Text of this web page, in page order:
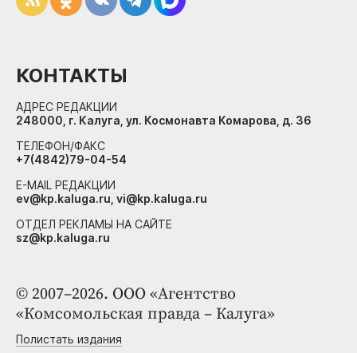
© 2007–2026. ООО «Агентство
«Комсомольская правда – Калуга»
Полистать издания
КОНТАКТЫ
АДРЕС РЕДАКЦИИ
248000, г. Калуга, ул. Космонавта Комарова, д. 36
ТЕЛЕФОН/ФАКС
+7(4842)79-04-54
E-MAIL РЕДАКЦИИ
ev@kp.kaluga.ru, vi@kp.kaluga.ru
ОТДЕЛ РЕКЛАМЫ НА САЙТЕ
sz@kp.kaluga.ru